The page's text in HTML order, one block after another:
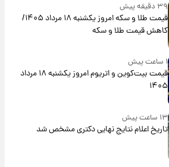
۳۹ دقیقه پیش
قیمت طلا و سکه امروز یکشنبه ۱۸ مرداد ۱۴۰۵/
کاهش قیمت طلا و سکه
۱ ساعت پیش
قیمت بیت‌کوین و اتریوم امروز یکشنبه ۱۸ مرداد
۱۴۰۵
۱۳ ساعت پیش
تاریخ اعلام نتایج نهایی دکتری مشخص شد